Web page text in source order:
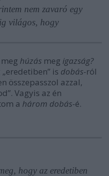
nem zavaró egy
világos, hogy
meg húzás meg igazság?
is dobás-ról
összepasszol azzal,
Vagyis az én
a három dobás-é.
hogy az eredetiben